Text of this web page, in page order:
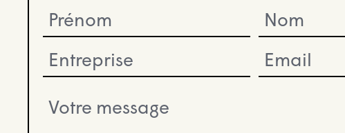
Prénom
Entreprise
(Nécessaire)
Email
(Nécessaire)
message